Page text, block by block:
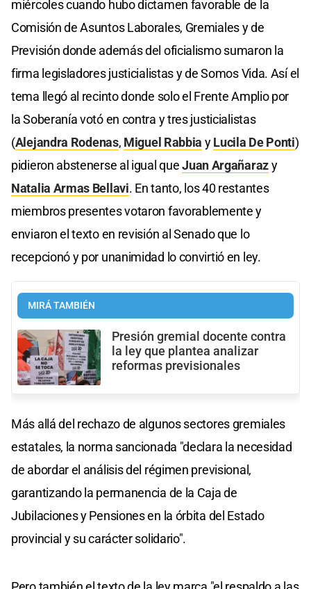
miércoles cuando hubo dictamen favorable de la
Comisión de Asuntos Laborales, Gremiales y de
Previsión donde además del oficialismo sumaron la
firma legisladores justicialistas y de Somos Vida. Así el
tema llegó al recinto donde solo el Frente Amplio por
la Soberanía votó en contra y tres justicialistas
(Alejandra Rodenas, Miguel Rabbia yLucila De Ponti)
pidieron abstenerse al igual queJuan Argañarazy
Natalia Armas Bellavi. En tanto, los 40 restantes
miembros presentes votaron favorablemente y
enviaron el texto en revisión al Senado que lo
recepcionó y por unanimidad lo convirtió en ley.
MIRÁ TAMBIÉN
Presión gremial docente contra
la ley que plantea analizar
reformas previsionales
Más allá del rechazo de algunos sectores gremiales
estatales, la norma sancionada "declara la necesidad
de abordar el análisis del régimen previsional,
garantizando la permanencia de la Caja de
Jubilaciones y Pensiones en la órbita del Estado
provincial y su carácter solidario".